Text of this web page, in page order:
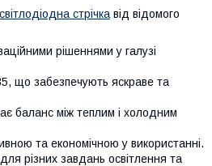
світлодіодна стрічка від відомого
рішеннями у галузі
що забезпечують яскраве та
баланс між теплим і холодним
та економічною у використанні.
різних завдань освітлення та